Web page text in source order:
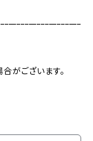
がございます。